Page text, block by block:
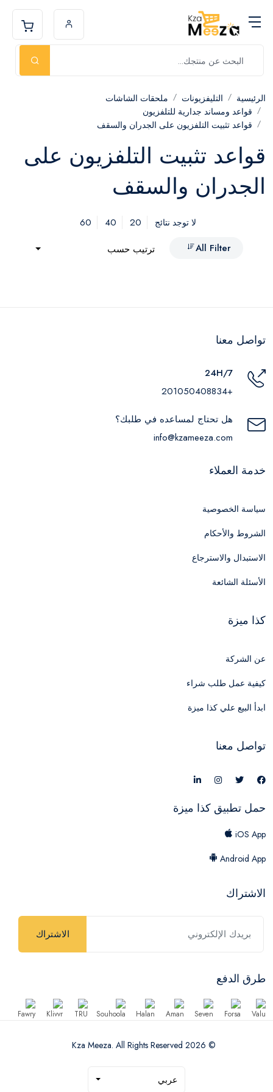
الرئيسية التليفزيونات
ملحقات الشاشات
قواعد ومساند جدارية للتلفزيون
قواعد تثبيت التلفزيون على الجدران والسقف
قواعد تثبيت التلفزيون على
الجدران والسقف
لا توجد نتائج 20
40
60
All Filter
ترتيب حسب
تواصل معنا
24H/7
+201050408834
هل تحتاج لمساعده في طلبك؟
info@kzameeza.com
خدمة العملاء
سياسة الخصوصية
الشروط والأحكام
الاستبدال والاسترجاع
الأسئلة الشائعة
كذا ميزة
عن الشركة
كيفية عمل طلب شراء
ابدأ البيع علي كذا ميزة
تواصل معنا
حمل تطبيق كذا ميزة
iOS App
Android App
الاشتراك
الاشتراك
طرق الدفع
© 2026 Kza Meeza. All Rights Reserved
عربي